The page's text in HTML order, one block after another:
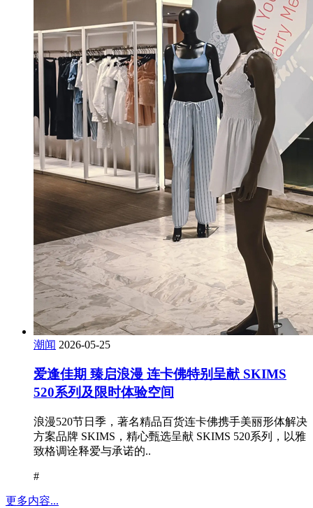
潮闻 2026-05-25
爱逢佳期 臻启浪漫 连卡佛特别呈献 SKIMS
520系列及限时体验空间
浪漫520节日季，著名精品百货连卡佛携手美丽形体解决
方案品牌 SKIMS，精心甄选呈献 SKIMS 520系列，以雅
致格调诠释爱与承诺的..
#
更多内容...